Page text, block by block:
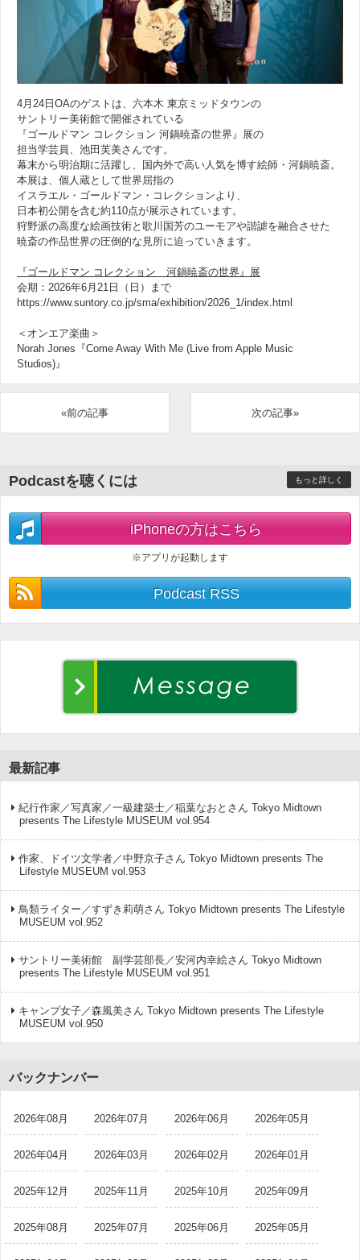
4月24日OAのゲストは、六本木 東京ミッドタウンの
サントリー美術館で開催されている
『ゴールドマン コレクション 河鍋暁斎の世界』展の
担当学芸員、池田芙美さんです。
幕末から明治期に活躍し、国内外で高い人気を博す絵師・河鍋暁斎。
本展は、個人蔵として世界屈指の
イスラエル・ゴールドマン・コレクションより、
日本初公開を含む約110点が展示されています。
狩野派の高度な絵画技術と歌川国芳のユーモアや諧謔を融合させた
暁斎の作品世界の圧倒的な見所に迫っていきます。
『ゴールドマン コレクション 河鍋暁斎の世界』展
会期：2026年6月21日（日）まで
https://www.suntory.co.jp/sma/exhibition/2026_1/index.html
＜オンエア楽曲＞
Norah Jones『Come Away With Me (Live from Apple Music
Studios)』
«前の記事 次の記事»
Podcastを聴くには もっと詳しく
iPhoneの方はこちら
※アプリが起動します
Podcast RSS
最新記事
紀行作家／写真家／一級建築士／稲葉なおとさん Tokyo Midtown
presents The Lifestyle MUSEUM vol.954
作家、ドイツ文学者／中野京子さん Tokyo Midtown presents The
Lifestyle MUSEUM vol.953
鳥類ライター／すずき莉萌さん Tokyo Midtown presents The Lifestyle
MUSEUM vol.952
サントリー美術館 副学芸部長／安河内幸絵さん Tokyo Midtown
presents The Lifestyle MUSEUM vol.951
キャンプ女子／森風美さん Tokyo Midtown presents The Lifestyle
MUSEUM vol.950
バックナンバー
2026年08月 2026年07月 2026年06月 2026年05月
2026年04月 2026年03月 2026年02月 2026年01月
2025年12月 2025年11月 2025年10月 2025年09月
2025年08月 2025年07月 2025年06月 2025年05月